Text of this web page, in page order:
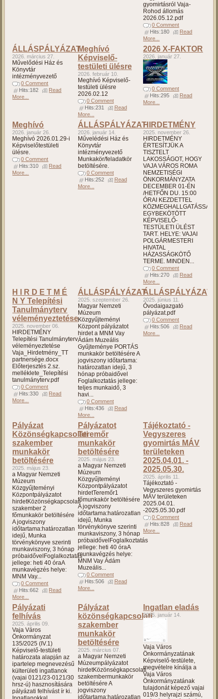
gyomirtásról Vaja-
Rohod állomás
2026.05.12.pdf
0 Comment
Hits:180
Read
More...
ÁLLÁSPÁLYÁZAT
2026. március 27.
Művelődési Ház és
Könyvtár
intézményvezető
0 Comment
Hits:182
Read
More...
Meghívó
Képviselő-
testületi ülésre
2026. február 10.
Meghívó Képviselő-
testületi ülésre
2026.02.12
0 Comment
Hits:231
Read
More...
2026 X-FAKTOR
2026. január 27.
0 Comment
Hits:295
Read
More...
Meghívó
2026. január 26.
Meghívó 2026.01.29-i
Képviselőtestületi
ülésre.
0 Comment
Hits:310
Read
More...
ÁLLÁSPÁLYÁZAT
2026. január 14.
Művelédési Ház és
Könyvtár
intézményvezető
Munkakör/feladatkör
betöltésére.
0 Comment
Hits:252
Read
More...
HIRDETMÉNY
2025. november 26.
HIRDETMÉNY
ÉRTESÍTJÜK A
TISZTELT
LAKOSSÁGOT, HOGY
VAJA VÁROS ROMA
NEMZETISÉGI
ÖNKORMÁNYZATA
DECEMBER 01-ÉN
/HETFŐN DU. 15:00
ÓRAI KEZDETTEL
KÖZMEGHALLGATÁSSAL
EGYBEKÖTÖTT
KÉPVISELŐ-
TESTÜLETI ÜLÉST
TART. HELYE: VAJAI
POLGÁRMESTERI
HIVATAL
HÁZASSÁGKÖTŐ
TERME. MINDEN...
0 Comment
Hits:270
Read
More...
H I R D E T M É
N Y Telepítési
Tanulmányterv
véleményeztetése
2025. november 06.
HIRDETMÉNY
Telepítési Tanulmányterv
véleményeztetése
Vaja_Hirdetmény_TT
partnersége.docx
Előterjesztés 2.sz.
melléklete_Telepítési
tanulmányterv.pdf
0 Comment
Hits:330
Read
More...
ÁLLÁSPÁLYÁZAT
2025. szeptember 26.
Magyar Nemzeti
Múzeum
Közgyűjteményi
Központ pályázatot
hirdet a MNM Vay
Ádám Muzeális
Gyűjteménye PORTÁS
munkakör betöltésére A
jogviszony időtartama:
határozatlan idejű, 3
hónap próbaidővel
Foglalkoztatás jellege:
teljes munkaidő, 3
havi...
0 Comment
Hits:436
Read
More...
ÁLLÁSPÁLYÁZAT
2025. június 11.
Óvodaigazgató
pályázat.pdf
0 Comment
Hits:506
Read
More...
Pályázat
Közönségkapcsolati
szakember
munkakör
betöltésére
2025. május 23.
a Magyar Nemzeti
Múzeum
Közgyűjteményi
Központpályázatot
hirdetKözönségkapcsolati
szakember 2
főmunkakör betöltésére
A jogviszony
időtartama:határozatlan
idejű, Munka
törvénykönyve szerinti
munkaviszony, 3 hónap
próbaidővelFoglalkoztatás
jellege: heti 40 óraA
munkavégzés helye:
MNM Vay...
0 Comment
Hits:662
Read
More...
Pályázatot
Teremőr
munkakör
betöltésére
2025. május 23.
a Magyar Nemzeti
Múzeum
Közgyűjteményi
Központpályázatot
hirdetTeremőr1
főmunkakör betöltésére
A jogviszony
időtartama:határozatlan
idejű, Munka
törvénykönyve szerinti
munkaviszony, 3 hónap
próbaidővelFoglalkoztatás
jellege: heti 40 óraA
munkavégzés helye:
MNM Vay Ádám
Muzeális...
0 Comment
Hits:506
Read
More...
Tájékoztató -
Vegyszeres
gyomirtás MÁV
területeken
2025.04.01. -
2025.05.30.
2025. április 11.
Tájékoztató -
Vegyszeres gyomirtás
MÁV területeken
2025.04.01.
-2025.05.30.pdf
0 Comment
Hits:828
Read
More...
Pályázati
felhívás
2025. április 09.
Vaja Város
Önkormányzat
135/2025 (IV.1)
Képviselő-testületi
határozata alapján az
ipartelep megnevezésű
külterületi ingatlanok
(vajai 0121/23-0121/30
hrsz-ú) hasznosítására
pályázati felhívást ír ki.
Pályázat
közönségkapcsolati
szakember
munkakör
betöltésére
2025. március 07.
a Magyar Nemzeti
Múzeumpályázatot
hirdetKözönségkapcsolati
szakembermunkakör
betöltésére A
jogviszony
időtartama:határozatlan
Ingatlan eladás
2025. január 14.
Vaja Város
Önkormányzatának
Képviselő-testülete,
megvételre kínálja a
Vaja Város
Önkormányzatának
tulajdonát képező vajai
019/3 helyrajzi számú,